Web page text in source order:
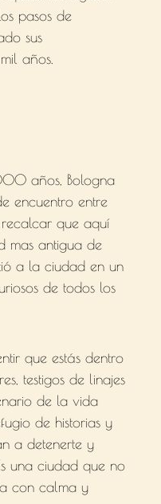
pasos de
sus
años.
años, Bologna
encuentro entre
que aquí
mas antigua de
a la ciudad en un
de todos los
que estás dentro
testigos de linajes
de la vida
de historias y
a detenerte y
una ciudad que no
con calma y